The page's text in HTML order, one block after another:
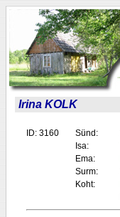
Irina KOLK
ID: 3160 Sünd:
Isa:
Ema:
Surm:
Koht: